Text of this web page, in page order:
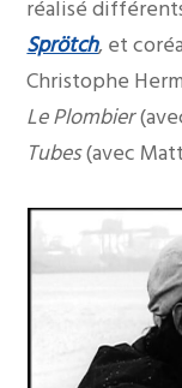
réalisé
Sprötch, et
Christophe
Le Plombier
Tubes(avec